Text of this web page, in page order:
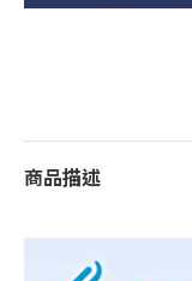
商品描述